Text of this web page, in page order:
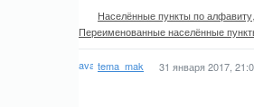
Населённые пункты по алфавиту
Переименованные населённые
tema_mak 31 января 2017,